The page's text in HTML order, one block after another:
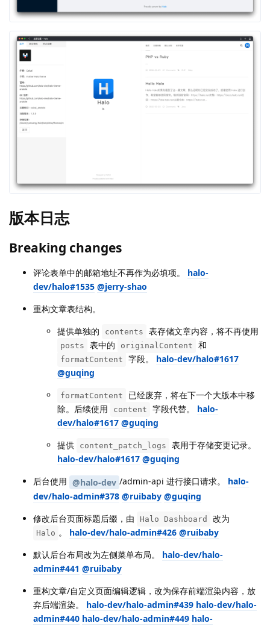
版本日志
Breaking changes
评论表单中的邮箱地址不再作为必填项。 halo-
dev/halo#1535 @jerry-shao
重构文章表结构。
提供单独的
contents 表存储文章内容，将不再使用
posts 表中的 originalContent 和
formatContent 字段。 halo-dev/halo#1617
@guqing
formatContent
已经废弃，将在下一个大版本中移
除。后续使用
content 字段代替。 halo-
dev/halo#1617 @guqing
提供
content_patch_logs
表用于存储变更记录。
halo-dev/halo#1617 @guqing
后台使用 @halo-dev /admin-api 进行接口请求。 halo-
dev/halo-admin#378 @ruibaby @guqing
修改后台页面标题后缀，由
Halo Dashboard 改为
Halo 。 halo-dev/halo-admin#426 @ruibaby
默认后台布局改为左侧菜单布局。 halo-dev/halo-
admin#441 @ruibaby
重构文章/自定义页面编辑逻辑，改为保存前端渲染内容，放
弃后端渲染。 halo-dev/halo-admin#439 halo-dev/halo-
admin#440 halo-dev/halo-admin#449 halo-